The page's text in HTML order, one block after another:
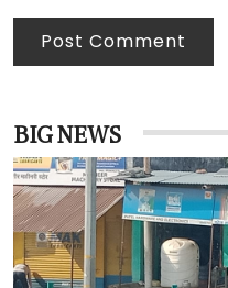
Post Comment
BIG NEWS